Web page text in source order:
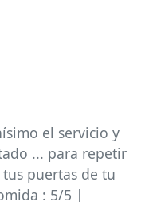
el servicio y
... para repetir
puertas de tu
: 5/5 |